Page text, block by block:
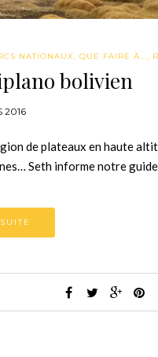
NATIONAUX, QUE FAIRE À...,
bolivien
2016
de plateaux en haute
Seth informe notre guide